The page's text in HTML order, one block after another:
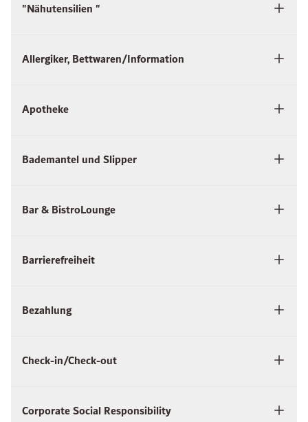
"Nähutensilien "
Allergiker, Bettwaren/Information
Apotheke
Bademantel und Slipper
Bar & BistroLounge
Barrierefreiheit
Bezahlung
Check-in/Check-out
Corporate Social Responsibility